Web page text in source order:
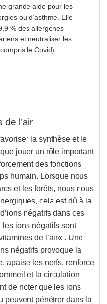
grande aide pour les
ou d’asthme. Elle
% des allergènes
et neutraliser les
le Covid).
de l’air
la synthèse et le
jouer un rôle important
des fonctions
humain. Lorsque nous
et les forêts, nous nous
cela est dû à la
négatifs dans ces
les ions négatifs sont
de l’air« . Une
négatifs provoque la
apaise les nerfs, renforce
et la circulation
de noter que les ions
peuvent pénétrer dans la